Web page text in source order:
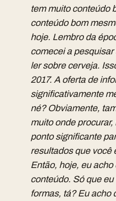
tem muito conteúdo
conteúdo bom
hoje. Lembro da
comecei a
ler sobre cerveja.
2017. A oferta de
significativamente
né? Obviamente,
muito onde procurar,
ponto significante
resultados que você
Então, hoje, eu
conteúdo. Só que
formas, tá? Eu acho